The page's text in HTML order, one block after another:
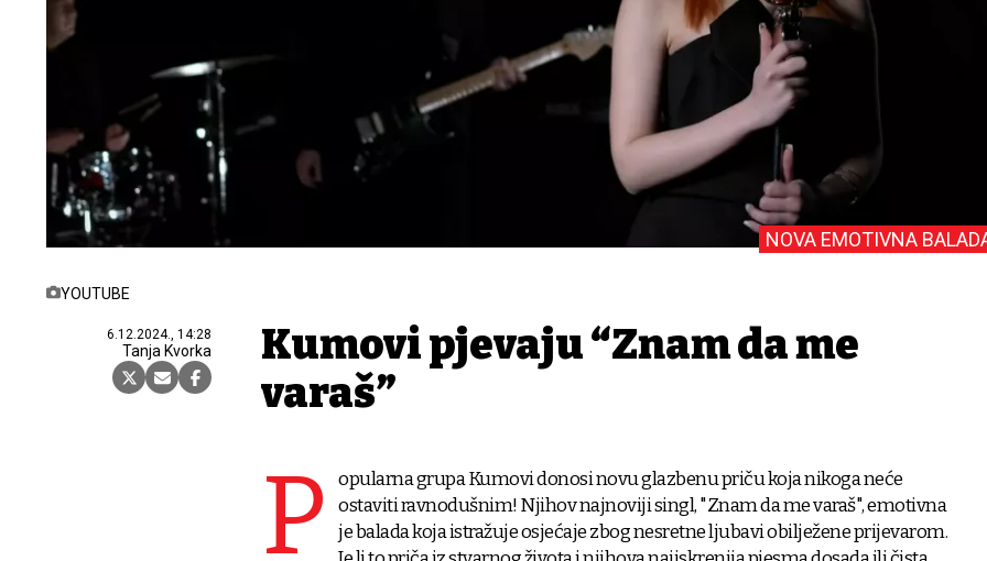
YOUTUBE
6.12.2024., 14:28
Tanja Kvorka
NOVA EMOTIVNA
Kumovi pjevaju “Znam da me
varaš”
P
opularna grupa Kumovi donosi novu glazbenu priču koja nikoga neće
ostaviti ravnodušnim! Njihov najnoviji singl, "Znam da me varaš", emotivna
je balada koja istražuje osjećaje zbog nesretne ljubavi obilježene prijevarom.